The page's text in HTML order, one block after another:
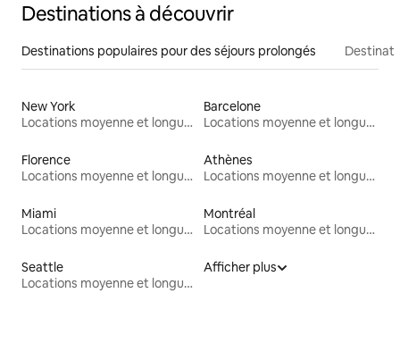
Destinations à découvrir
Destinations populaires pour des séjours prolongés
New York
Locations moyenne et longue durée
Barcelone
Locations moyenne et longue durée
Florence
Locations moyenne et longue durée
Athènes
Locations moyenne et longue durée
Miami
Locations moyenne et longue durée
Montréal
Locations moyenne et longue durée
Seattle
Locations moyenne et longue durée
Afficher plus